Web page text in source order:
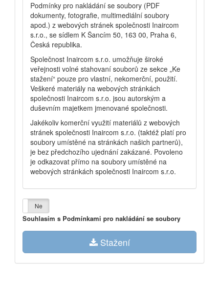
Podmínky pro nakládání se soubory (PDF
dokumenty, fotografie, multimediální soubory
apod.) z webových stránek společnosti Inaircom
s.r.o., se sídlem K Šancím 50, 163 00, Praha 6,
Česká republika.
Společnost Inaircom s.r.o. umožňuje široké
veřejnosti volné stahovaní souborů ze sekce „Ke
stažení“ pouze pro vlastní, nekomerční, použití.
Veškeré materiály na webových stránkách
společnosti Inaircom s.r.o. jsou autorským a
duševním majetkem jmenované společnosti.
Jakékoliv komerční využití materiálů z webových
stránek společnosti Inaircom s.r.o. (taktéž platí pro
soubory umístěné na stránkách našich partnerů),
je bez předchozího ujednání zakázané. Povoleno
je odkazovat přímo na soubory umístěné na
webových stránkách společnosti Inaircom s.r.o.
Ne
Souhlasím s Podmínkami pro nakládání se soubory
Stažení